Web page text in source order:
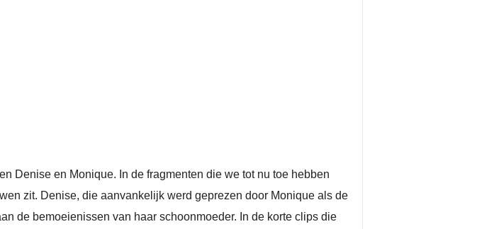
Denise en Monique. In de fragmenten die we tot nu toe hebben
zit. Denise, die aanvankelijk werd geprezen door Monique als de
de bemoeienissen van haar schoonmoeder. In de korte clips die